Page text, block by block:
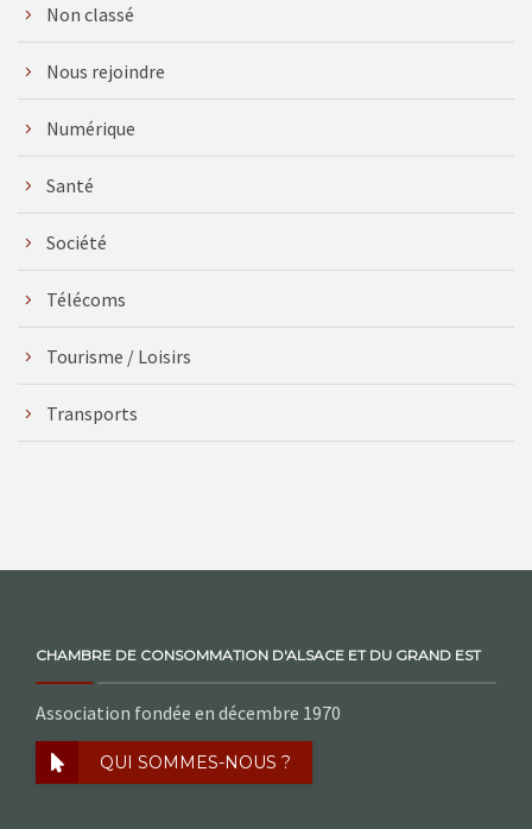
Non classé
Nous rejoindre
Numérique
Santé
Société
Télécoms
Tourisme / Loisirs
Transports
CHAMBRE DE CONSOMMATION D'ALSACE ET DU GRAND EST
Association fondée en décembre 1970
QUI SOMMES-NOUS ?